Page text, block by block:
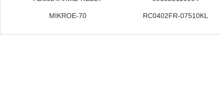
MIKROE-70 RC0402FR-07510KL